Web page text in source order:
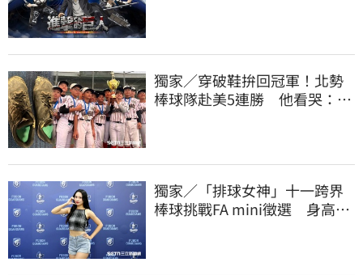
獨家／穿破鞋拚回冠軍！北勢
棒球隊赴美5連勝 他看哭：台
獨家／「排球女神」十一跨界
棒球挑戰FA mini徵選 身高